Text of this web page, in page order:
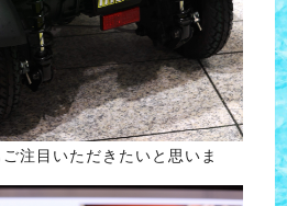
注目いただきたいと思いま